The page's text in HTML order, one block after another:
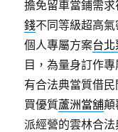
擔免留車當鋪需
錢不同等級超高
個人專屬方案台
目，為量身訂作
有合法典當質借
買優質蘆洲當舖顛
派經營的雲林合